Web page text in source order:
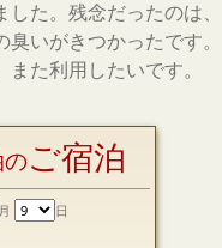
た。残念だったのは、
いがきつかったです。
た利用したいです。
のご宿泊
月 日